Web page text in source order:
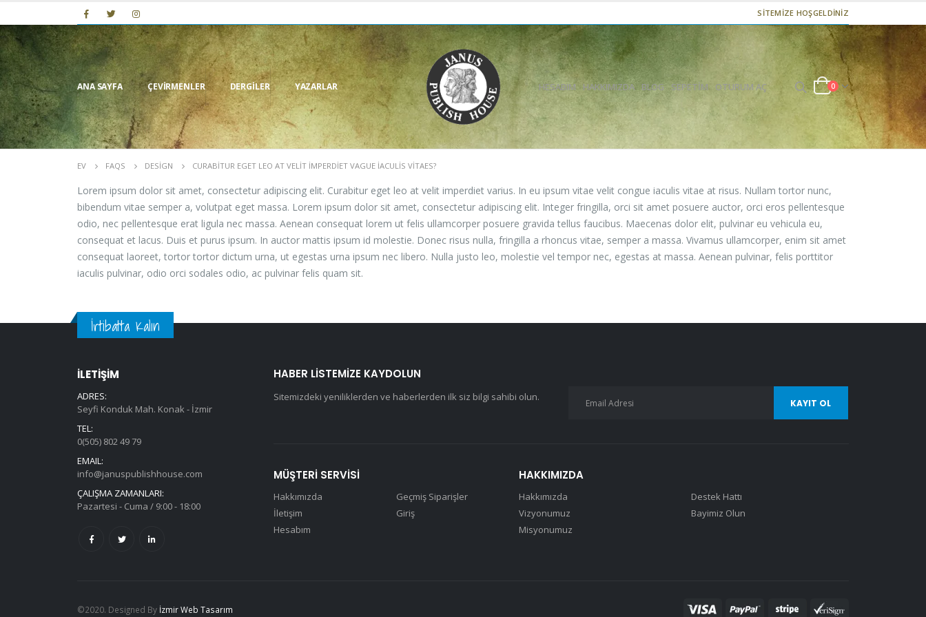
SİTEMİZE HOŞGELDİNİZ
ANA SAYFA ÇEVIRMENLER DERGILER YAZARLAR HESABIM HAKKIMIZDA BLOG SEPETIM OTURUM AÇ 0
EV FAQS DESIGN CURABITUR EGET LEO AT VELIT IMPERDIET VAGUE IACULIS VITAES?
Lorem ipsum dolor sit amet, consectetur adipiscing elit. Curabitur eget leo at velit imperdiet varius. In eu ipsum vitae velit congue iaculis vitae at risus. Nullam tortor nunc,
bibendum vitae semper a, volutpat eget massa. Lorem ipsum dolor sit amet, consectetur adipiscing elit. Integer fringilla, orci sit amet posuere auctor, orci eros pellentesque
odio, nec pellentesque erat ligula nec massa. Aenean consequat lorem ut felis ullamcorper posuere gravida tellus faucibus. Maecenas dolor elit, pulvinar eu vehicula eu,
consequat et lacus. Duis et purus ipsum. In auctor mattis ipsum id molestie. Donec risus nulla, fringilla a rhoncus vitae, semper a massa. Vivamus ullamcorper, enim sit amet
consequat laoreet, tortor tortor dictum urna, ut egestas urna ipsum nec libero. Nulla justo leo, molestie vel tempor nec, egestas at massa. Aenean pulvinar, felis porttitor
iaculis pulvinar, odio orci sodales odio, ac pulvinar felis quam sit.
İrtibatta Kalın
İLETİŞİM
ADRES:
Seyfi Konduk Mah. Konak - İzmir
TEL:
0(505) 802 49 79
EMAIL:
info@januspublishhouse.com
ÇALIŞMA ZAMANLARI:
Pazartesi - Cuma / 9:00 - 18:00
HABER LISTEMIZE KAYDOLUN
Sitemizdeki yeniliklerden ve haberlerden ilk siz bilgi sahibi olun.
MÜŞTERI SERVISI
Hakkımızda
İletişim
Hesabım
Geçmiş Siparişler
Giriş
HAKKIMIZDA
Hakkımızda
Vizyonumuz
Misyonumuz
Destek Hattı
Bayimiz Olun
©2020. Designed By İzmir Web Tasarım